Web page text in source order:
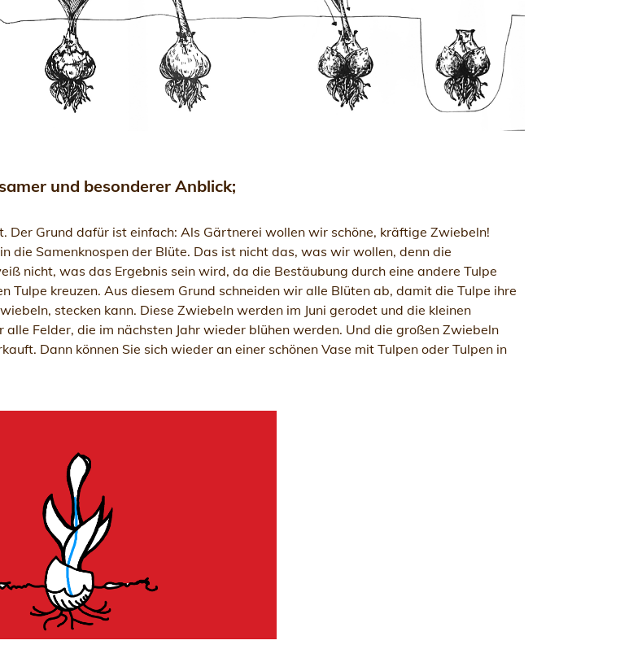
und besonderer Anblick;
Grund dafür ist einfach: Als Gärtnerei wollen wir schöne, kräftige Zwiebeln!
die Samenknospen der Blüte. Das ist nicht das, was wir wollen, denn die
nicht, was das Ergebnis sein wird, da die Bestäubung durch eine andere Tulpe
Tulpe kreuzen. Aus diesem Grund schneiden wir alle Blüten ab, damit die Tulpe ihre
stecken kann. Diese Zwiebeln werden im Juni gerodet und die kleinen
Felder, die im nächsten Jahr wieder blühen werden. Und die großen Zwiebeln
Dann können Sie sich wieder an einer schönen Vase mit Tulpen oder Tulpen in